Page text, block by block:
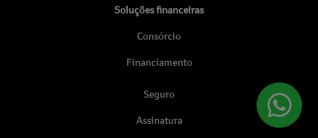
Soluções financeiras
Consórcio
Financiamento
Seguro
Assinatura